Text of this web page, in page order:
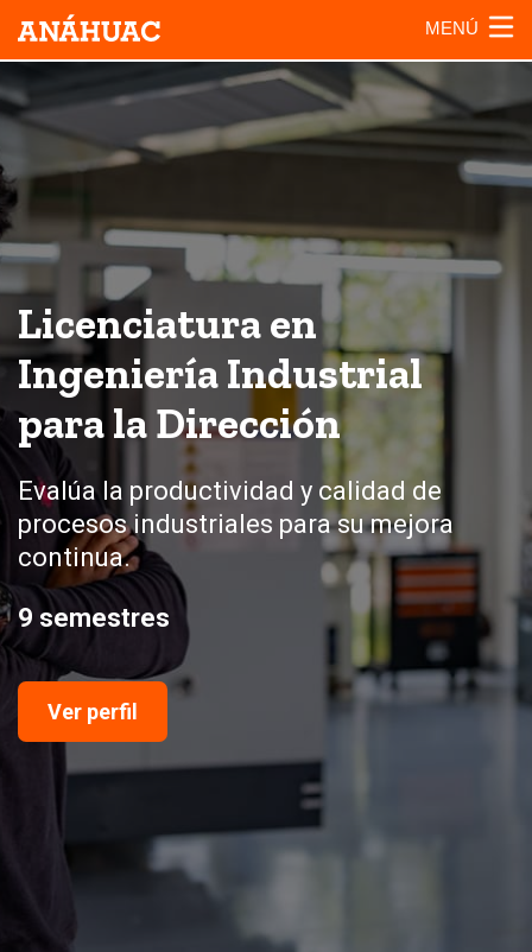
MENÚ
Licenciatura en
Ingeniería Industrial
para la Dirección
Evalúa la productividad y calidad de
procesos industriales para su mejora
continua.
9 semestres
Ver perfil